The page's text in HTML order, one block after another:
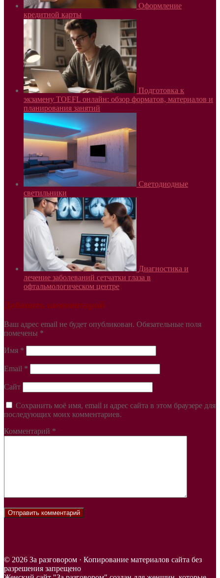
Оформление
кредитной карты
Подготовка к
экзамену TOEFL онлайн: обзор форматов, материалов и
планирования занятий
Светодиодные
светильники
Диагностика и
лечение заболеваний сетчатки глаза в
офтальмологическом центре
Добавить комментарий
Ваш адрес email не будет опубликован. Обязательные поля
помечены *
Имя *
Email *
Сайт
Сохранить моё имя, email и адрес сайта в этом браузере для
последующих моих комментариев.
Комментарий *
© 2026 За разговором · Копирование материалов сайта без
разрешения запрещено